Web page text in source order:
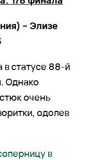
– Элизе
в статусе 88-й
Однако
очень
одолев
в